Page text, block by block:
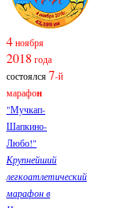
4ноября
2018 года
состоялся7-й
марафон
"Мучкап-
Шапкино-
Любо!"
Крупнейший
легкоатлетический
марафон в